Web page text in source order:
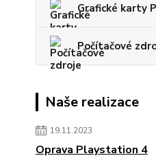
Grafické karty
Počítačové
Naše realizace
19.11.2023
Oprava Playstation 4